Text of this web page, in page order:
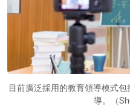
目前廣泛採用的教育領導模式
導。（